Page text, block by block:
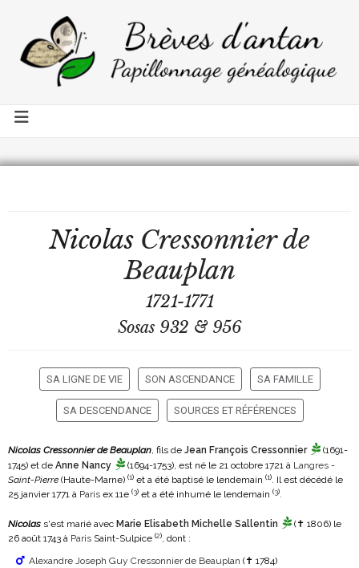
Nicolas Cressonnier de
Beauplan
1721-1771
Sosas 932 & 956
SA LIGNE DE VIE SON ASCENDANCE SA FAMILLE
SA DESCENDANCE SOURCES ET RÉFÉRENCES
Nicolas Cressonnier de Beauplan, fils de Jean François Cressonnier
(1691-
1745) et de Anne Nancy (1694-1753), est né le 21 octobre 1721 à Langres -
Saint-Pierre (Haute-Marne) (1) et a été baptisé le lendemain (1). Il est décédé le
25 janvier 1771 à Paris ex 11e (3) et a été inhumé le lendemain (3).
Nicolas s'est marié avec Marie Elisabeth Michelle Sallentin (✝ 1806) le
26 août 1743 à Paris Saint-Sulpice (2), dont :
Alexandre Joseph Guy Cressonnier de Beauplan (✝ 1784)